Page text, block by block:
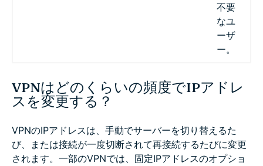
不要
なユ
ーザ
ー。
VPNはどのくらいの頻度でIPアドレ
スを変更する？
VPNのIPアドレスは、手動でサーバーを切り替えるた
び、または接続が一度切断されて再接続するたびに変更
されます。一部のVPNでは、固定IPアドレスのオプショ